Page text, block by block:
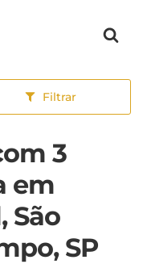
Filtrar
3
em
São
SP